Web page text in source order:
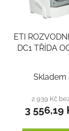
ETI
DC1 TŘÍDA
Skladem
2 939 Kč
3 556,19